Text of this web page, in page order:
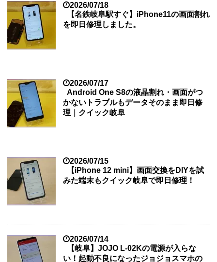
2026/07/18
【名鉄岐阜駅すぐ】iPhone11の画面割れ
を即日修理しました。
2026/07/17
Android One S8の液晶割れ・画面がつ
かないトラブルもデータそのまま即日修
理｜クイック岐阜
2026/07/15
【iPhone 12 mini】画面交換をDIYを試
みた端末もクイック岐阜で即日修理！
2026/07/14
【岐阜】JOJO L-02Kの電源が入らな
い！起動不良になったジョジョスマホの